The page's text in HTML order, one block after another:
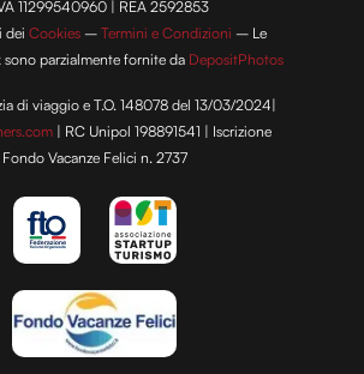
11299540960 | REA 2592853
deiCookies –Termini e Condizioni – Le
parzialmente fornite da DepositPhotos
di viaggio e T.O. 148078 del 13/03/2024|
| RC Unipol 198891541 | Iscrizione
Fondo Vacanze Felici n. 2737